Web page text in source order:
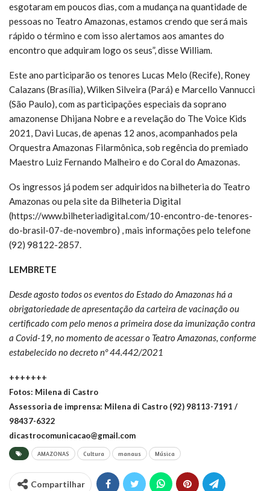
esgotaram em poucos dias, com a mudança na quantidade de
pessoas no Teatro Amazonas, estamos crendo que será mais
rápido o término e com isso alertamos aos amantes do
encontro que adquiram logo os seus”, disse William.
Este ano participarão os tenores Lucas Melo (Recife), Roney
Calazans (Brasília), Wilken Silveira (Pará) e Marcello Vannucci
(São Paulo), com as participações especiais da soprano
amazonense Dhijana Nobre e a revelação do The Voice Kids
2021, Davi Lucas, de apenas 12 anos, acompanhados pela
Orquestra Amazonas Filarmônica, sob regência do premiado
Maestro Luiz Fernando Malheiro e do Coral do Amazonas.
Os ingressos já podem ser adquiridos na bilheteria do Teatro
Amazonas ou pela site da Bilheteria Digital
(https://www.bilheteriadigital.com/10-encontro-de-tenores-
do-brasil-07-de-novembro) , mais informações pelo telefone
(92) 98122-2857.
LEMBRETE
Desde agosto todos os eventos do Estado do Amazonas há a
obrigatoriedade de apresentação da carteira de vacinação ou
certificado com pelo menos a primeira dose da imunização contra
a Covid-19, no momento de acessar o Teatro Amazonas, conforme
estabelecido no decreto nº 44.442/2021
+++++++
Fotos: Milena di Castro
Assessoria de imprensa: Milena di Castro (92) 98113-7191 /
98437-6322
dicastrocomunicacao@gmail.com
AMAZONAS Cultura manaus Música
Compartilhar